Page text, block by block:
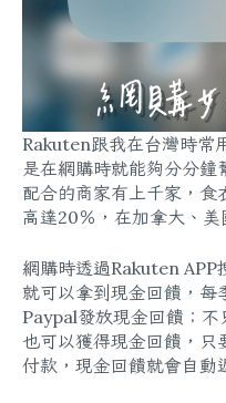
Rakuten跟我在台灣時常
是在網購時就能夠分分
配合的商家有上千家，食
高達20％，在加拿大、美
網購時透過Rakuten APP
就可以拿到現金回饋，每
Paypal發放現金回饋；
也可以獲得現金回饋，只
付款，現金回饋就會自動